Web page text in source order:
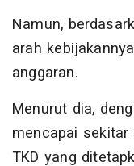
Namun,
arah
anggaran.
Menurut dia,
mencapai sekitar
TKD yang